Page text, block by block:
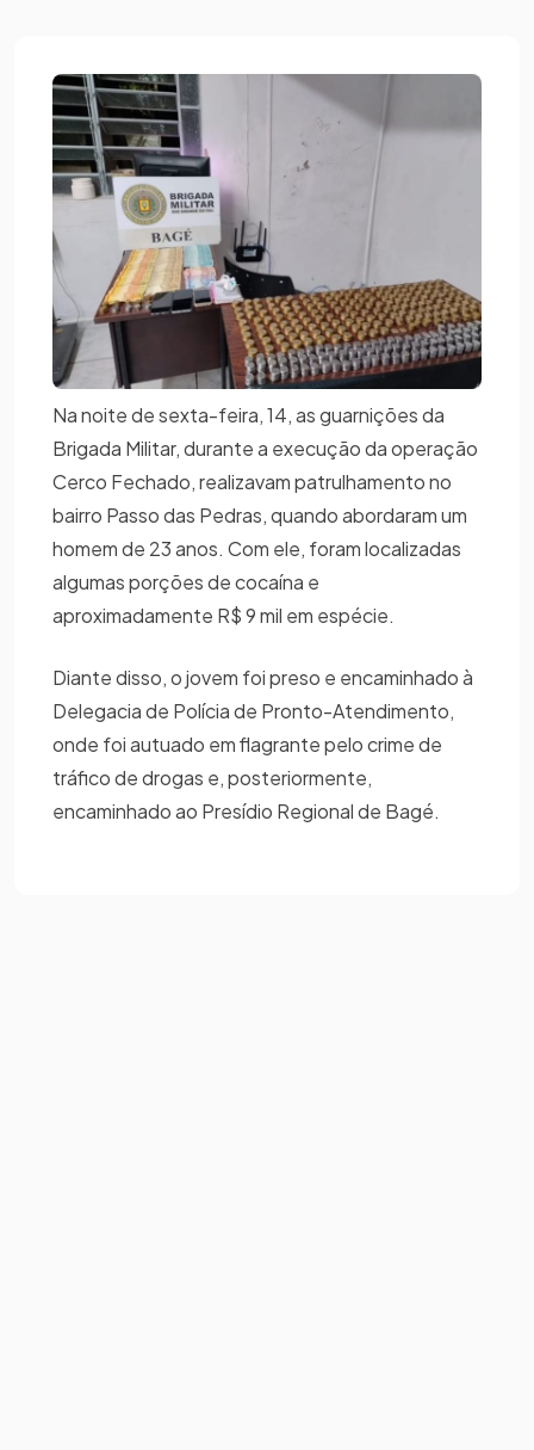
Na noite de sexta-feira, 14, as guarnições da
Brigada Militar, durante a execução da operação
Cerco Fechado, realizavam patrulhamento no
bairro Passo das Pedras, quando abordaram um
homem de 23 anos. Com ele, foram localizadas
algumas porções de cocaína e
aproximadamente R$ 9 mil em espécie.
Diante disso, o jovem foi preso e encaminhado à
Delegacia de Polícia de Pronto-Atendimento,
onde foi autuado em flagrante pelo crime de
tráfico de drogas e, posteriormente,
encaminhado ao Presídio Regional de Bagé.